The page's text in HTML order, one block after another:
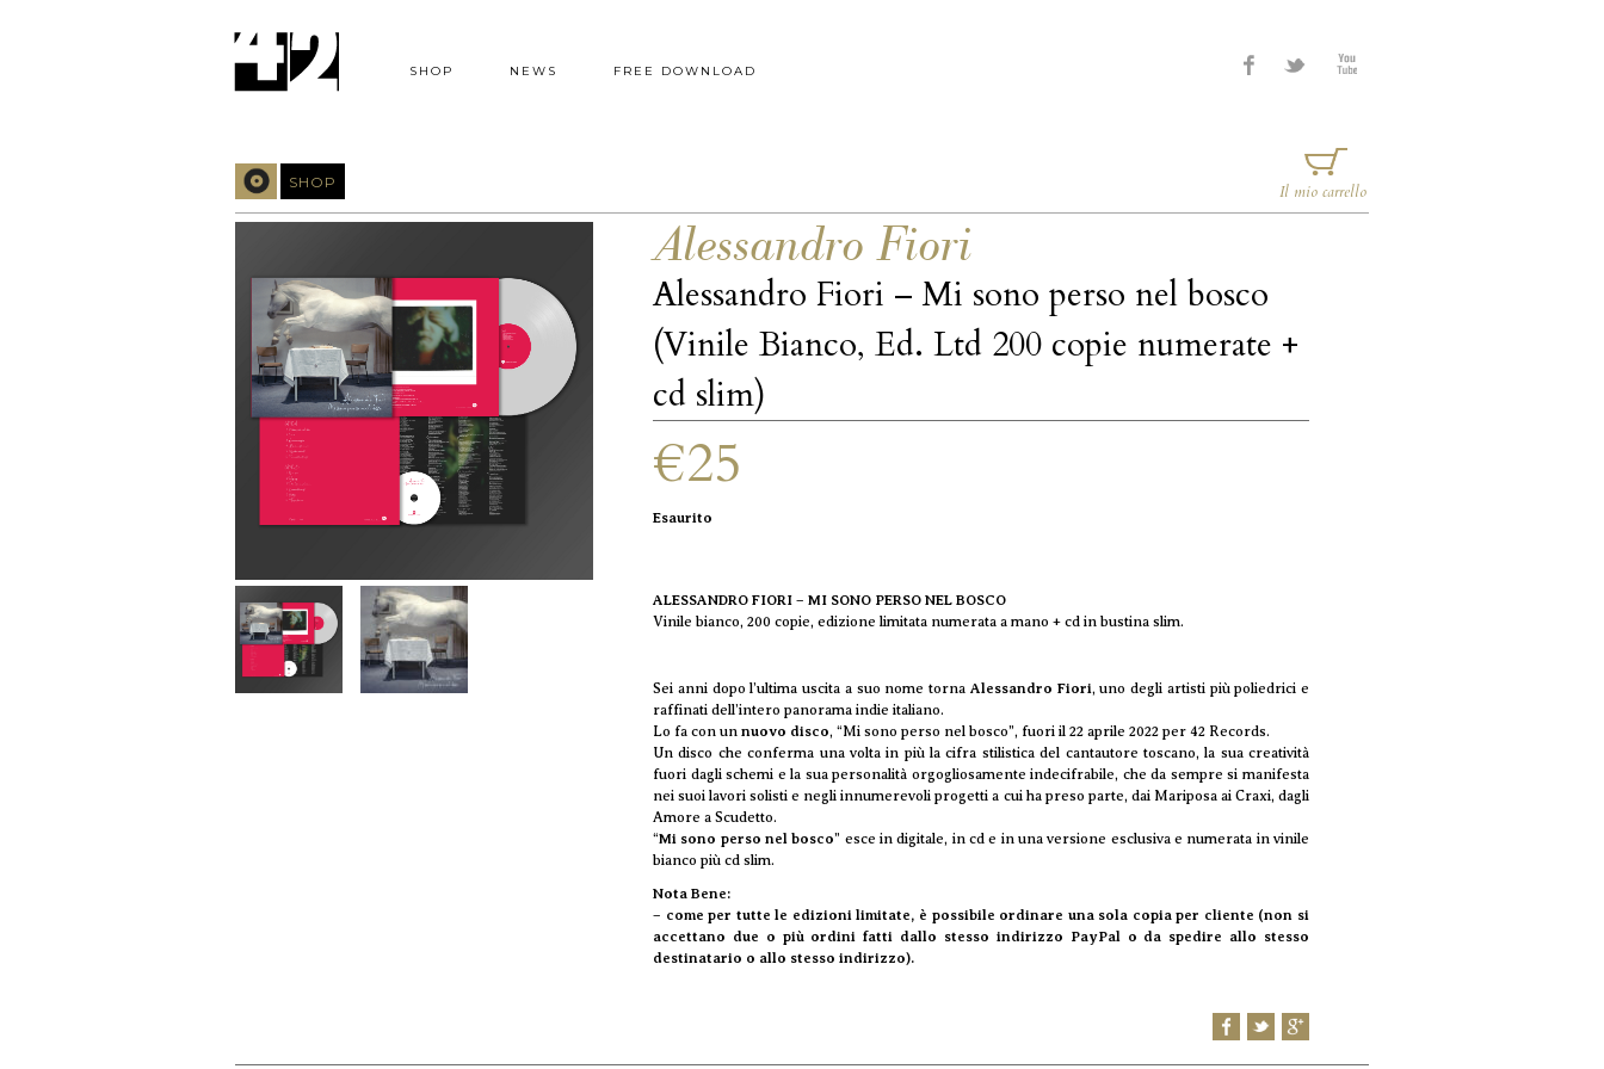
SHOP NEWS FREE DOWNLOAD
SHOP Il mio carrello
Alessandro Fiori
Alessandro Fiori – Mi sono perso nel bosco
(Vinile Bianco, Ed. Ltd 200 copie numerate +
cd slim)
€25
Esaurito
ALESSANDRO FIORI – MI SONO PERSO NEL BOSCO
Vinile bianco, 200 copie, edizione limitata numerata a mano + cd in bustina slim.
Sei anni dopo l’ultima uscita a suo nome torna Alessandro Fiori, uno degli artisti più poliedrici e
raffinati dell’intero panorama indie italiano.
Lo fa con un nuovo disco, “Mi sono perso nel bosco”, fuori il 22 aprile 2022 per 42 Records.
Un disco che conferma una volta in più la cifra stilistica del cantautore toscano, la sua creatività
fuori dagli schemi e la sua personalità orgogliosamente indecifrabile, che da sempre si manifesta
nei suoi lavori solisti e negli innumerevoli progetti a cui ha preso parte, dai Mariposa ai Craxi, dagli
Amore a Scudetto.
“Mi sono perso nel bosco” esce in digitale, in cd e in una versione esclusiva e numerata in vinile
bianco più cd slim.
Nota Bene:
– come per tutte le edizioni limitate, è possibile ordinare una sola copia per cliente (non si
accettano due o più ordini fatti dallo stesso indirizzo PayPal o da spedire allo stesso
destinatario o allo stesso indirizzo).